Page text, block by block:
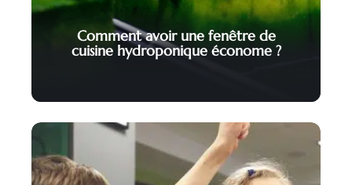
Comment avoir une fenêtre de
cuisine hydroponique économe ?